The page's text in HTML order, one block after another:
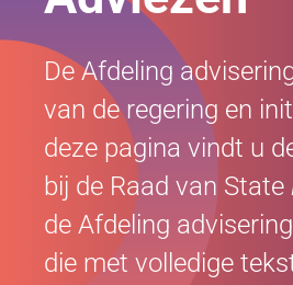
De Afdeling
van de regering en
deze pagina vindt u
bij de Raad van State
de Afdeling
die met volledige